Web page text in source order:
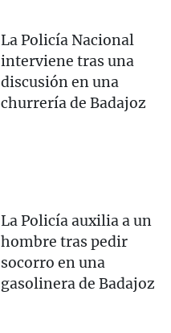
La Policía Nacional
interviene tras una
discusión en una
churrería de Badajoz
La Policía auxilia a un
hombre tras pedir
socorro en una
gasolinera de Badajoz